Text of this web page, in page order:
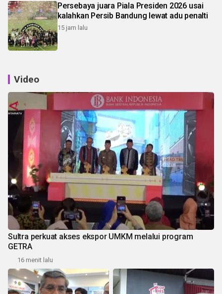
Persebaya juara Piala Presiden 2026 usai
kalahkan Persib Bandung lewat adu penalti
15 jam lalu
Video
Sultra perkuat akses ekspor UMKM melalui program
GETRA
16 menit lalu